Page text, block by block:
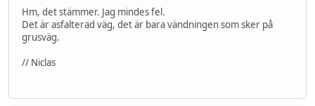
Hm, det stämmer. Jag mindes fel.
Det är asfalterad väg, det är bara vändningen som sker på
grusväg.
// Niclas